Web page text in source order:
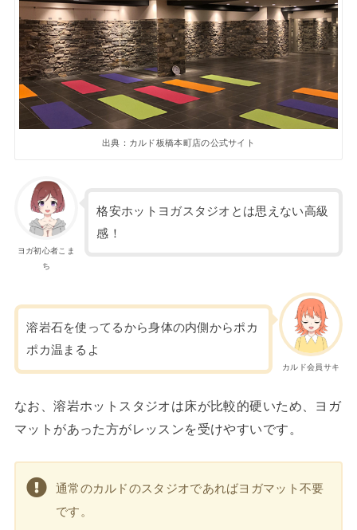
出典：カルド板橋本町店の公式サイト
ヨガ初心者こま
ち
格安ホットヨガスタジオとは思えない高級
感！
カルド会員サキ
溶岩石を使ってるから身体の内側からポカ
ポカ温まるよ
なお、溶岩ホットスタジオは床が比較的硬いため、ヨガ
マットがあった方がレッスンを受けやすいです。
通常のカルドのスタジオであればヨガマット不要
です。